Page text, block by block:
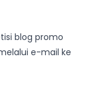
blog promo
e-mail ke